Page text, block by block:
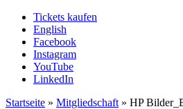
Tickets kaufen
English
Facebook
Instagram
YouTube
LinkedIn
Startseite » Mitgliedschaft » HP